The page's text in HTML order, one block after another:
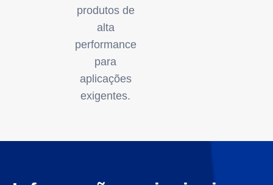
produtos de
alta
performance
para
aplicações
exigentes.